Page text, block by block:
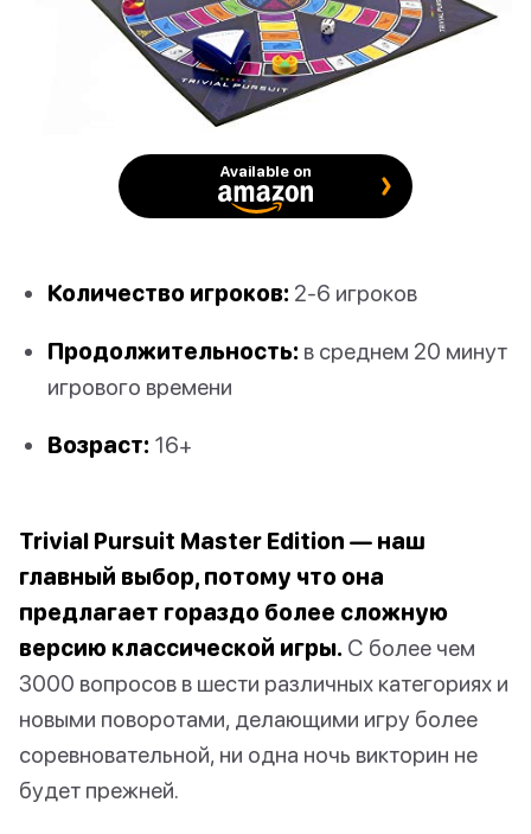
Available on
Количество игроков: 2-6 игроков
Продолжительность: в среднем 20 минут
игрового времени
Возраст: 16+
Trivial Pursuit Master Edition — наш
главный выбор, потому что она
предлагает гораздо более сложную
версию классической игры. С более чем
3000 вопросов в шести различных категориях и
новыми поворотами, делающими игру более
соревновательной, ни одна ночь викторин не
будет прежней.